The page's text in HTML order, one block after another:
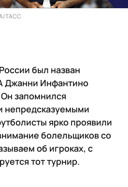
ТАСС
был назван
Джанни Инфантино
запомнился
непредсказуемыми
ярко проявили
болельщиков со
об игроках, с
тот турнир.